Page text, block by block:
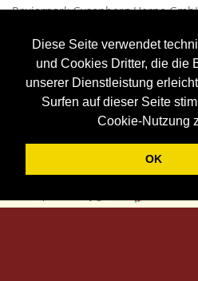
Diese Seite verwendet
und Cookies Dritter, die die
unserer Dienstleistung
Surfen auf dieser Seite
Cookie-Nutzung
OK
Revierpark Gysenberg Herne
D 44627 Herne
Deutschland
Tel. + 49 23 23 - 969-0
Fax. + 49 23 23 - 969-111